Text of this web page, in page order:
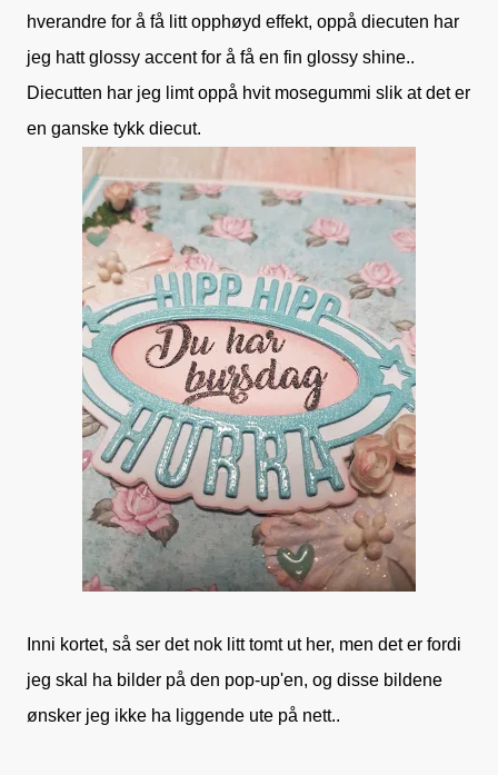
hverandre for å få litt opphøyd effekt, oppå diecuten har
jeg hatt glossy accent for å få en fin glossy shine..
Diecutten har jeg limt oppå hvit mosegummi slik at det er
en ganske tykk diecut.
Inni kortet, så ser det nok litt tomt ut her, men det er fordi
jeg skal ha bilder på den pop-up'en, og disse bildene
ønsker jeg ikke ha liggende ute på nett..